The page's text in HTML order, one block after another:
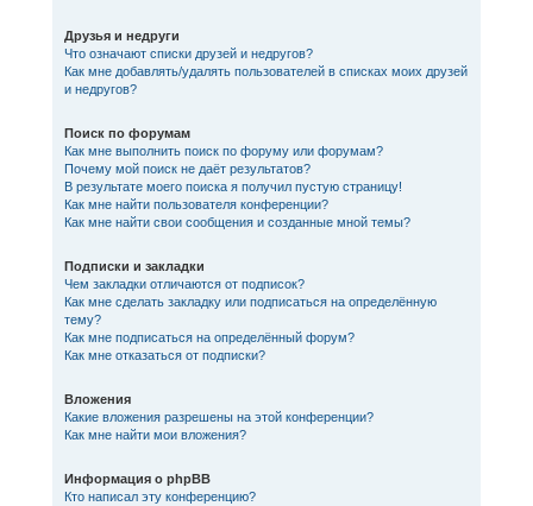
Друзья и недруги
Что означают списки друзей и недругов?
Как мне добавлять/удалять пользователей в списках моих друзей
и недругов?
Поиск по форумам
Как мне выполнить поиск по форуму или форумам?
Почему мой поиск не даёт результатов?
В результате моего поиска я получил пустую страницу!
Как мне найти пользователя конференции?
Как мне найти свои сообщения и созданные мной темы?
Подписки и закладки
Чем закладки отличаются от подписок?
Как мне сделать закладку или подписаться на определённую
тему?
Как мне подписаться на определённый форум?
Как мне отказаться от подписки?
Вложения
Какие вложения разрешены на этой конференции?
Как мне найти мои вложения?
Информация о phpBB
Кто написал эту конференцию?